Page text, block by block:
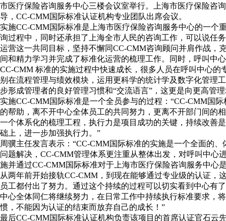
市医疗保险咨询服务中心三楼会议室举行。上海市医疗保险咨
导，CC-CMM国际标准认证机构专业团队出席会议。
实施CC-CMM国际标准是上海市医疗保险咨询服务中心的一个
询过程中，同时还承担了上海全市人民的咨询工作，可以说任
运营这一共同目标，坚持不懈同CC-CMM咨询顾问并肩作战，
间和精力学习并完成了标准化运营的梳理工作。同时，呼叫中
CC-CMM 标准的实施过程中快速成长，很多人员在呼叫中心的
别在流程管理与绩效模块，运用更科学的统计学及数字化管理
步形成管理者的良好管理习惯和“交流语言”，这更是向更高管
实施CC-CMM国际标准是一个全员参与的过程：“CC-CMM国
的帮助，离不开中心全体员工的共同努力，更离不开部门间的
一个体系化的梳理工程，执行力是项目成功的关键，持续改善
础上，进一步加强执行力。”
周骥主任发言表示：“CC-CMM国际标准的实施是一个全面的
问题解决，CC-CMM管理体系更注重从整体出发，对呼叫中心
施并通过CC-CMM国际标准对于上海市医疗保险咨询服务中心
从两年前开始接轨CC-CMM，到现在能够通过专业级的认证，
员工都付出了努力。通过这个持续的过程可以切实看到中心有
中心全体同仁将继续努力，在日常工作中持续执行标准要求，
惯，不能因为认证的结束而放弃自己的成长！”
最后CC-CMM国际标准认证机构负责该项目的首席认证官石云